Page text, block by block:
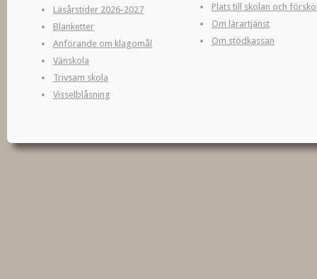
Läsårstider 2026-2027
Blanketter
Anförande om klagomål
Vänskola
Trivsam skola
Visselblåsning
Plats till skolan och
Om lärartjänst
Om stödkassan